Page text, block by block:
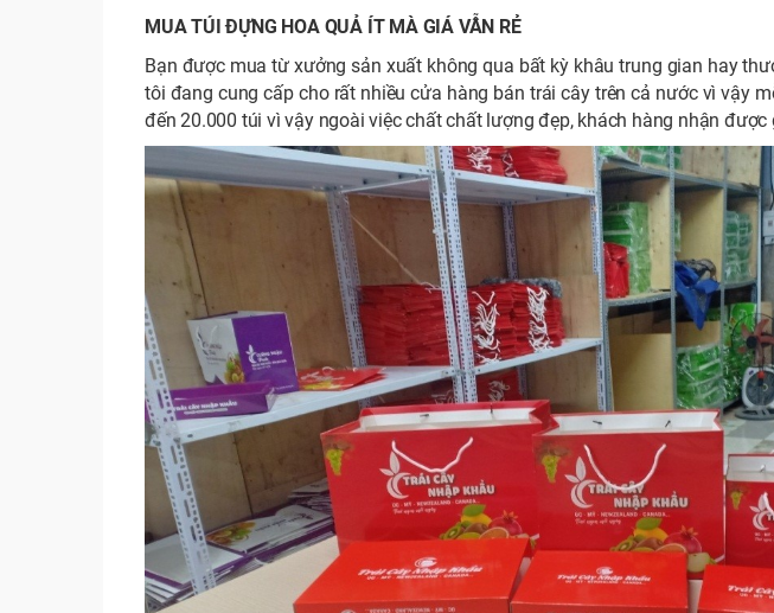
MUA TÚI ĐỰNG HOA QUẢ ÍT MÀ GIÁ VẪN RẺ
Bạn được mua từ xưởng sản xuất không qua bất kỳ khâu trung gian hay
tôi đang cung cấp cho rất nhiều cửa hàng bán trái cây trên cả nước vì vậy
đến 20.000 túi vì vậy ngoài việc chất chất lượng đẹp, khách hàng nhận